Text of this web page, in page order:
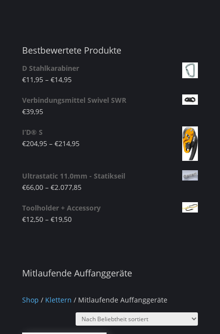
Bestbewertete Produkte
D Stahlkarabiner
€11,95– €14,95
Verbindungsmittel Swivel SWR
€39,95
I’D® S
€204,95– €214,95
Ultrastatic 11.0mm - Statikseil
€66,00– €2.077,85
Toolholder + Accessory
€12,50– €19,50
Mitlaufende Auffanggeräte
Shop / Klettern / Mitlaufende Auffanggeräte